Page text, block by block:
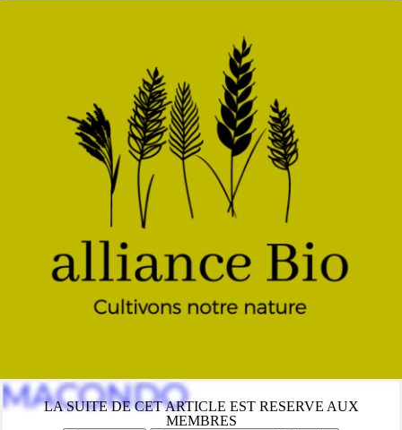
LA SUITE DE CET ARTICLE EST RESERVE AUX
MEMBRES
MACONDO